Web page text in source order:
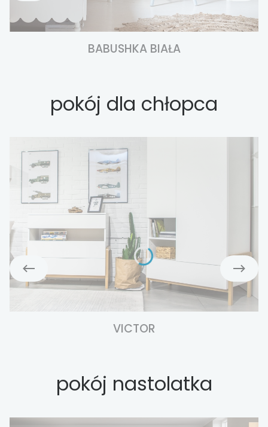
BABUSHKA BIAŁA
pokój dla chłopca
VICTOR
pokój nastolatka